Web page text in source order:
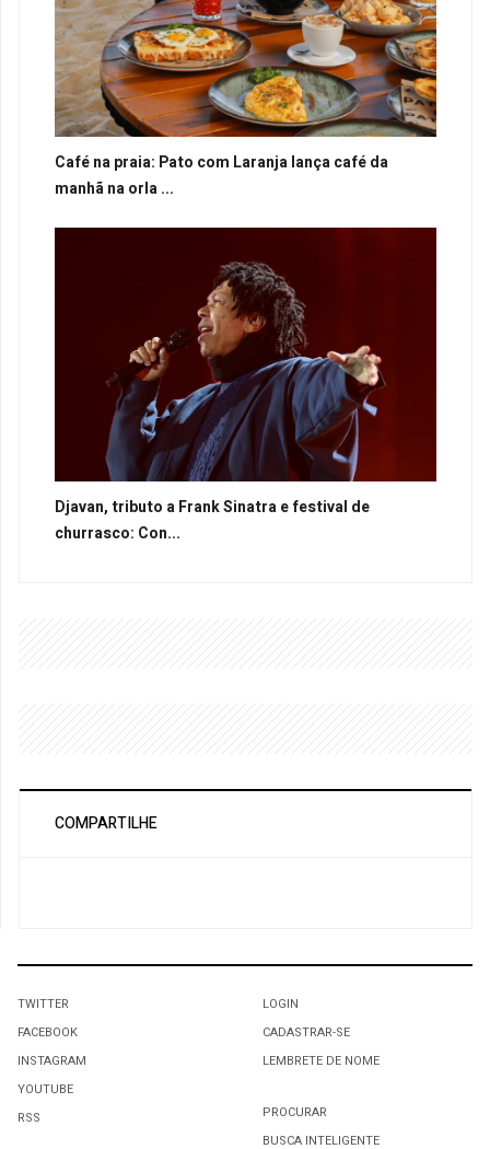
Café na praia: Pato com Laranja lança café da
manhã na orla ...
Djavan, tributo a Frank Sinatra e festival de
churrasco: Con...
COMPARTILHE
TWITTER
FACEBOOK
INSTAGRAM
YOUTUBE
RSS
LOGIN
CADASTRAR-SE
LEMBRETE DE NOME
PROCURAR
BUSCA INTELIGENTE